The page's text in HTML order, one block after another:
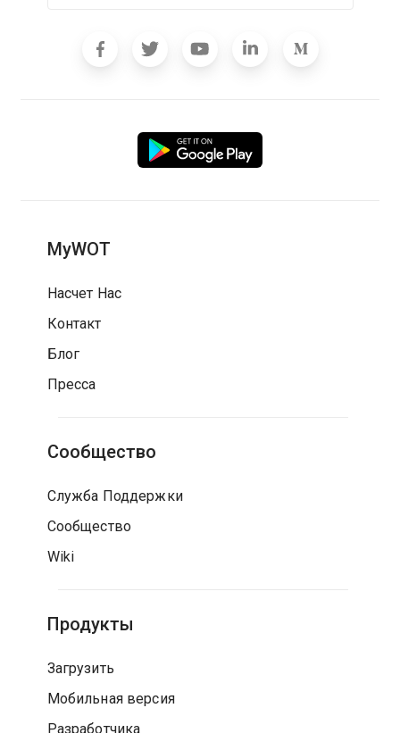
MyWOT
Насчет Нас
Контакт
Блог
Пресса
Сообщество
Служба Поддержки
Сообщество
Wiki
Продукты
Загрузить
Мобильная версия
Разработчика